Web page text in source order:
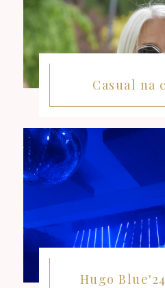
Casual na
Hugo